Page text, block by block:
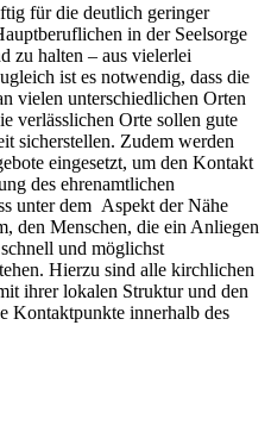
für die deutlich geringer
in der Seelsorge
zu halten – aus vielerlei
ist es notwendig, dass die
vielen unterschiedlichen Orten
verlässlichen Orte sollen gute
sicherstellen. Zudem werden
eingesetzt, um den Kontakt
des ehrenamtlichen
unter dem Aspekt der Nähe
den Menschen, die ein Anliegen
und möglichst
Hierzu sind alle kirchlichen
ihrer lokalen Struktur und den
Kontaktpunkte innerhalb des